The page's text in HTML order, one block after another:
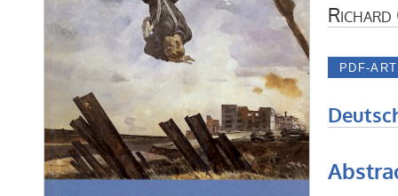
Richard